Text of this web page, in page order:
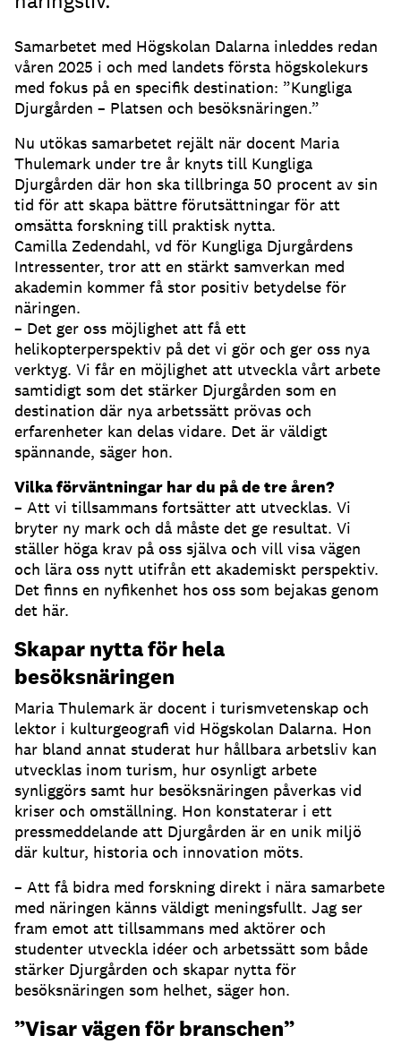
Samarbetet med Högskolan Dalarna inleddes redan
våren 2025 i och med landets första högskolekurs
med fokus på en specifik destination: ”Kungliga
Djurgården – Platsen och besöksnäringen.”
Nu utökas samarbetet rejält när docent Maria
Thulemark under tre år knyts till Kungliga
Djurgården där hon ska tillbringa 50 procent av sin
tid för att skapa bättre förutsättningar för att
omsätta forskning till praktisk nytta.
Camilla Zedendahl, vd för Kungliga Djurgårdens
Intressenter, tror att en stärkt samverkan med
akademin kommer få stor positiv betydelse för
näringen.
– Det ger oss möjlighet att få ett
helikopterperspektiv på det vi gör och ger oss nya
verktyg. Vi får en möjlighet att utveckla vårt arbete
samtidigt som det stärker Djurgården som en
destination där nya arbetssätt prövas och
erfarenheter kan delas vidare. Det är väldigt
spännande, säger hon.
Vilka förväntningar har du på de tre åren?
– Att vi tillsammans fortsätter att utvecklas. Vi
bryter ny mark och då måste det ge resultat. Vi
ställer höga krav på oss själva och vill visa vägen
och lära oss nytt utifrån ett akademiskt perspektiv.
Det finns en nyfikenhet hos oss som bejakas genom
det här.
Skapar nytta för hela
besöksnäringen
Maria Thulemark är docent i turismvetenskap och
lektor i kulturgeografi vid Högskolan Dalarna. Hon
har bland annat studerat hur hållbara arbetsliv kan
utvecklas inom turism, hur osynligt arbete
synliggörs samt hur besöksnäringen påverkas vid
kriser och omställning. Hon konstaterar i ett
pressmeddelande att Djurgården är en unik miljö
där kultur, historia och innovation möts.
– Att få bidra med forskning direkt i nära samarbete
med näringen känns väldigt meningsfullt. Jag ser
fram emot att tillsammans med aktörer och
studenter utveckla idéer och arbetssätt som både
stärker Djurgården och skapar nytta för
besöksnäringen som helhet, säger hon.
”Visar vägen för branschen”